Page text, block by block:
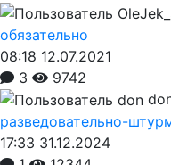
обязательно
08:18 12.07.2021
3
9742
разведовательно-
17:33 31.12.2024